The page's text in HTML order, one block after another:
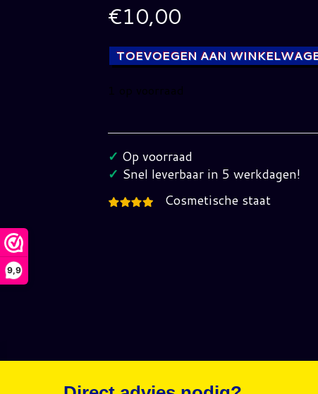
9,9
€10,00
TOEVOEGEN AAN
1 op voorraad
Nes
Zapper
FAH
B
✓ Op voorraad
✓ Snel leverbaar in 5 werkdagen!
Cosmetische staat